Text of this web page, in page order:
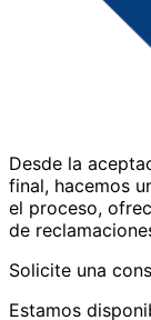
Desde la
final, hacemos
el proceso,
de
Solicite una
Estamos